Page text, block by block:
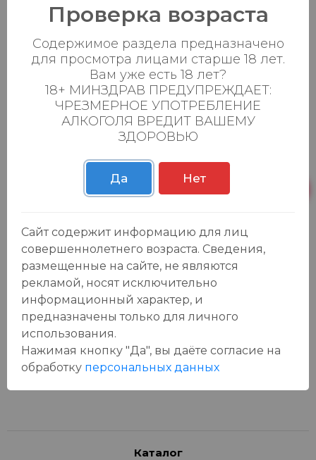
Батыршина 20Б
Пн-Вс с 08:00 до
23:00
Магистральная 22д
Пн-Вс с 08:00 до
23:00
Осиновская 2В,
Пестрецы
Пн-Вс с 09:00 до
23:00
3 шт.
Пн-Вс с 09:00 до
23:00
Отзывы:
Оставить отзыв
У данного товара еще нет отзывов, будьте первым, кто
Каталог
Проверка возраста
Содержимое раздела предназначено
для просмотра лицами старше 18 лет.
Вам уже есть 18 лет?
18+ МИНЗДРАВ ПРЕДУПРЕЖДАЕТ:
ЧРЕЗМЕРНОЕ УПОТРЕБЛЕНИЕ
АЛКОГОЛЯ ВРЕДИТ ВАШЕМУ
ЗДОРОВЬЮ
Да Нет
Сайт содержит информацию для лиц
совершеннолетнего возраста. Сведения,
размещенные на сайте, не являются
рекламой, носят исключительно
информационный характер, и
предназначены только для личного
использования.
Нажимая кнопку "Да", вы даёте cогласие на
обработку персональных данных